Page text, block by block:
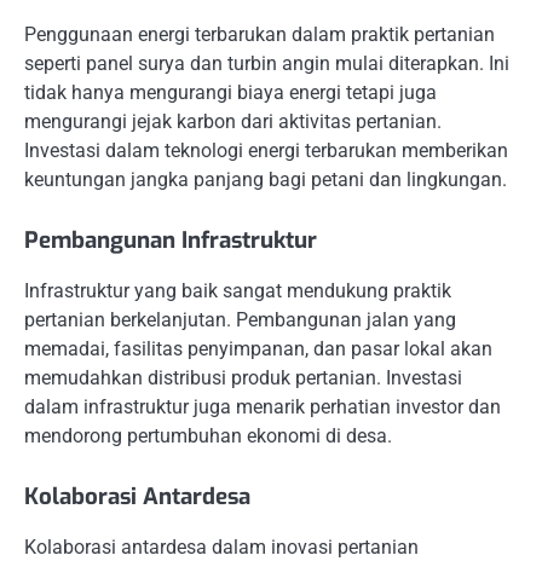
Penggunaan energi terbarukan dalam praktik pertanian
seperti panel surya dan turbin angin mulai diterapkan. Ini
tidak hanya mengurangi biaya energi tetapi juga
mengurangi jejak karbon dari aktivitas pertanian.
Investasi dalam teknologi energi terbarukan memberikan
keuntungan jangka panjang bagi petani dan lingkungan.
Pembangunan Infrastruktur
Infrastruktur yang baik sangat mendukung praktik
pertanian berkelanjutan. Pembangunan jalan yang
memadai, fasilitas penyimpanan, dan pasar lokal akan
memudahkan distribusi produk pertanian. Investasi
dalam infrastruktur juga menarik perhatian investor dan
mendorong pertumbuhan ekonomi di desa.
Kolaborasi Antardesa
Kolaborasi antardesa dalam inovasi pertanian